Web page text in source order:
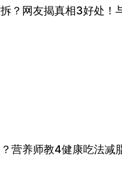
？网友揭真相3好处！
营养师教4健康吃法